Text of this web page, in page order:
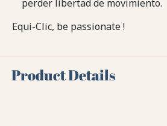
perder libertad de movimiento.
Equi-Clic, be passionate !
Product Details